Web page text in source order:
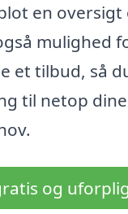
en oversigt
mulighed
et tilbud, så
til netop dine
og